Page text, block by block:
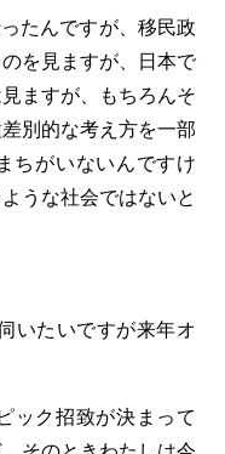
たんですが、移民政
を見ますが、日本で
ますが、もちろんそ
別的な考え方を一部
ちがいないんですけ
うな社会ではないと
いたいですが来年オ
ック招致が決まって